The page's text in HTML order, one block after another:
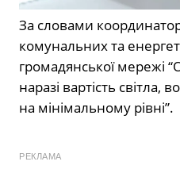
За словами
комунальних та
громадянської мережі
наразі вартість світла,
на мінімальному рівні”.
РЕКЛАМА